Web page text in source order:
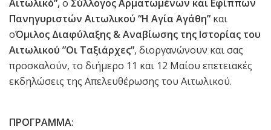
Αιτωλικό”,ο Σύλλογος Αρματωμένων και Εφίππων
Πανηγυριστών Αιτωλικού “Η Αγία Αγάθη” και
οΌμιλος Διαφύλαξης & Αναβίωσης της Ιστορίας του
Αιτωλικού ”Οι Ταξιάρχες”, διοργανώνουν και σας
προσκαλούν, το διήμερο 11 και 12 Μαίου επετειακές
εκδηλώσεις της Απελευθέρωσης του Αιτωλικού.
ΠΡΟΓΡΑΜΜΑ: